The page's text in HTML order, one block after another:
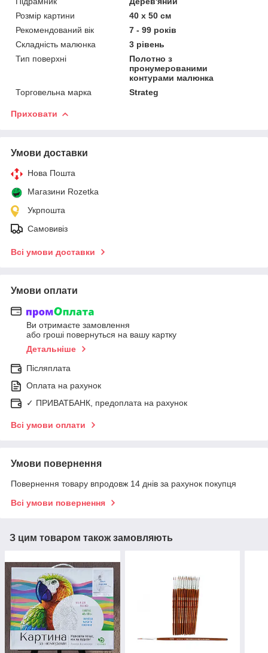
Розмір картини
40 х 50 см
Рекомендований вік
7 - 99 років
Складність малюнка
3 рівень
Тип поверхні
Полотно з
пронумерованими
контурами малюнка
Торговельна марка
Strateg
Приховати
Умови доставки
Нова Пошта
Магазини Rozetka
Укрпошта
Самовивіз
Всі умови доставки
Умови оплати
Ви отримаєте замовлення
або гроші повернуться на вашу картку
Детальніше
Післяплата
Оплата на рахунок
✓ ПРИВАТБАНК, предоплата на рахунок
Всі умови оплати
Умови повернення
Повернення товару впродовж 14 днів за рахунок покупця
Всі умови повернення
З цим товаром також замовляють